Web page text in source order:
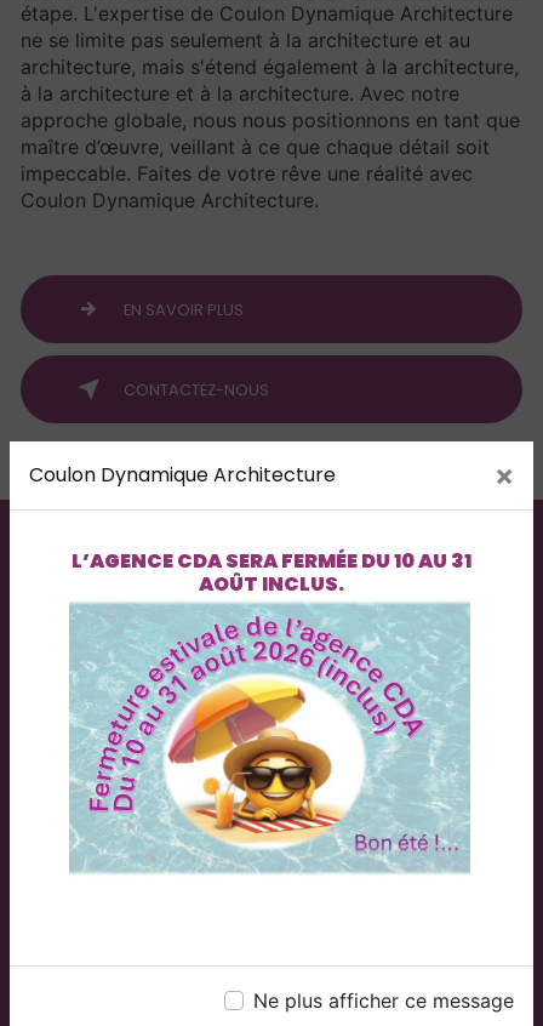
Coulon Dynamique Architecture ×
L’AGENCECDASERA FERMÉE DU10 AU 31
AOÛT INCLUS.
Ne plus afficher ce message
étape. L'expertise de Coulon Dynamique Architecture
ne se limite pas seulement à la architecture et au
architecture, mais s'étend également à la architecture,
à la architecture et à la architecture. Avec notre
approche globale, nous nous positionnons en tant que
maître d’œuvre, veillant à ce que chaque détail soit
impeccable. Faites de votre rêve une réalité avec
Coulon Dynamique Architecture.
EN SAVOIR PLUS
CONTACTEZ-NOUS
Adresse
2 Rue du Plessis, 71300 Montceau-les-Mines
Téléphones